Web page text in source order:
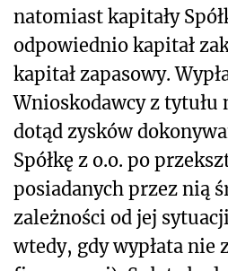
natomiast kapitały
odpowiednio kapitał
kapitał zapasowy.
Wnioskodawcy z tytułu
dotąd zysków
Spółkę z o.o. po
posiadanych przez nią
zależności od jej
wtedy, gdy wypłata nie